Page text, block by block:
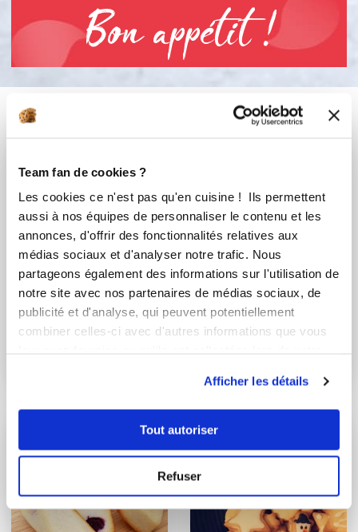
Team fan de cookies ?
Les cookies ce n'est pas qu'en cuisine ! Ils permettent
aussi à nos équipes de personnaliser le contenu et les
annonces, d'offrir des fonctionnalités relatives aux
médias sociaux et d'analyser notre trafic. Nous
partageons également des informations sur l'utilisation de
notre site avec nos partenaires de médias sociaux, de
publicité et d'analyse, qui peuvent potentiellement
combiner celles-ci avec d'autres informations que vous
Afficher les détails
Tout autoriser
Refuser
Bon appétit !
Vous aimerez aussi ...
Caroline Perez
Conseillère Guy Demarle
Maguy GOMEZ
Conseillère Guy Demarle
EN BOUTONS DE